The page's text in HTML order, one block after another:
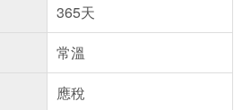
365天
常溫
應稅